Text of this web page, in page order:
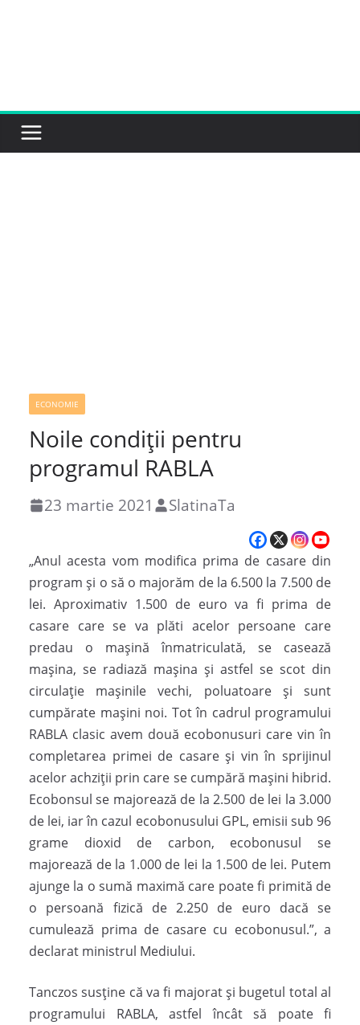
ECONOMIE
Noile condiții pentru
programul RABLA
23 martie 2021 SlatinaTa
„Anul acesta vom modifica prima de casare din
program și o să o majorăm de la 6.500 la 7.500 de
lei. Aproximativ 1.500 de euro va fi prima de
casare care se va plăti acelor persoane care
predau o mașină înmatriculată, se casează
mașina, se radiază mașina și astfel se scot din
circulație mașinile vechi, poluatoare și sunt
cumpărate mașini noi. Tot în cadrul programului
RABLA clasic avem două ecobonusuri care vin în
completarea primei de casare și vin în sprijinul
acelor achziții prin care se cumpără mașini hibrid.
Ecobonsul se majorează de la 2.500 de lei la 3.000
de lei, iar în cazul ecobonusului GPL, emisii sub 96
grame dioxid de carbon, ecobonusul se
majorează de la 1.000 de lei la 1.500 de lei. Putem
ajunge la o sumă maximă care poate fi primită de
o persoană fizică de 2.250 de euro dacă se
cumulează prima de casare cu ecobonusul.”, a
declarat ministrul Mediului.
Tanczos susține că va fi majorat și bugetul total al
programului RABLA, astfel încât să poate fi